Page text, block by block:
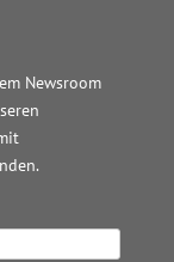
Newsroom